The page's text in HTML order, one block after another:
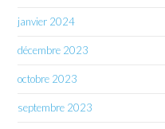
janvier 2024
décembre 2023
octobre 2023
septembre 2023